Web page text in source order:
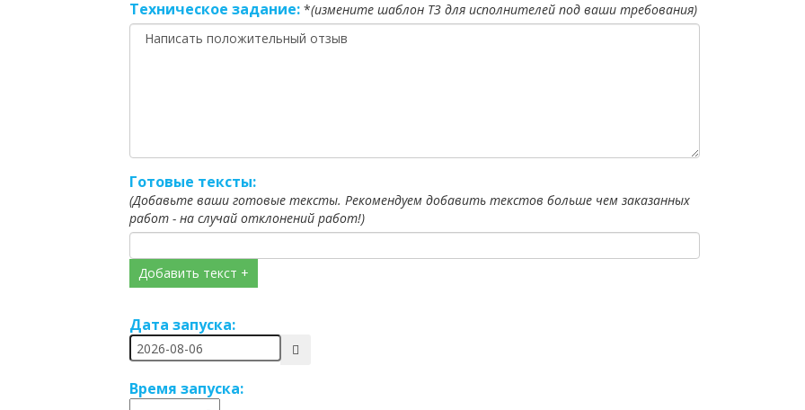
Техническое задание: *(измените шаблон ТЗ для исполнителей под ваши требования)
Готовые тексты:
(Добавьте ваши готовые тексты. Рекомендуем добавить текстов больше чем заказанных
работ - на случай отклонений работ!)
Добавить текст +
Дата запуска:
Время запуска: